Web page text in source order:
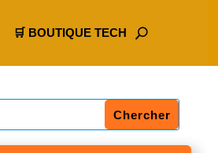
🛒 BOUTIQUE TECH